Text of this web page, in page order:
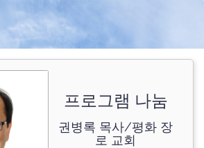
프로그램 나눔
권병록 목사/평화 장
로 교회